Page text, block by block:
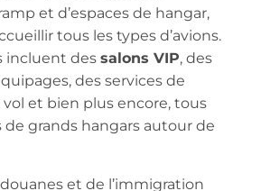
et d’espaces de hangar,
tous les types d’avions.
incluent des salons VIP, des
des services de
et bien plus encore, tous
de grands hangars autour de
et de l’immigration